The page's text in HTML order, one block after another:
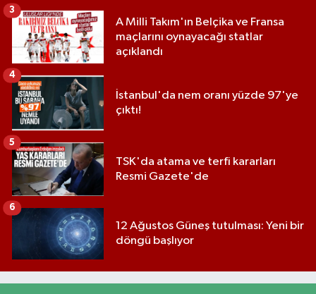
A Milli Takım'ın Belçika ve Fransa
maçlarını oynayacağı statlar
açıklandı
3
İstanbul'da nem oranı yüzde 97'ye
çıktı!
4
TSK'da atama ve terfi kararları
Resmi Gazete'de
5
12 Ağustos Güneş tutulması: Yeni bir
döngü başlıyor
6